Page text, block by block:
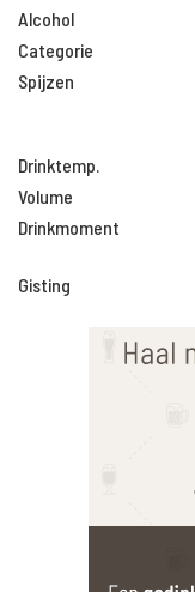
Alcohol
Categorie
Spijzen
Drinktemp.
Volume
Drinkmoment
Gisting